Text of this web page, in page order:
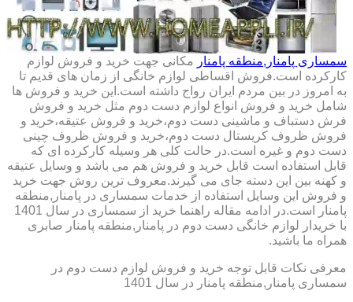
سمساری پامنار,منطقه پامنار مکانی جهت خرید و فروش لوازم
کارکرده است.فروش اقساطی لوازم خانگی از زمان های قدیم تا
به امروز در بین مردم ایران رواج داشته است.این خرید و فروش ها
شامل خرید و فروش انواع لوازم دست دوم مثل خرید و فروش
فرش دستباف و ماشینی دست دوم،خرید و فروش عتیقه،خرید و
فروش ظروف کریستال دست دوم،خرید و فروش ظروف چینی
دست دوم و غیره است.در حالت کلی هر وسیله کارکرده ای که
قابل استفاده است قابل خرید و فروش هم می باشد و وسایل عتیقه
و کهنه بین این دسته جای می گیرند.معروف ترین روش جهت خرید
و فروش این وسایل استفاده از خدمات سمساری در پامنار,منطقه
پامنار است.در ادامه مقاله راهنما خرید از سمساری در سال 1401
با خریدار لوازم خانگی دست دوم در پامنار,منطقه پامنار صابری
همراه ما باشید.
معرفی نکات قابل توجه خرید و فروش لوازم دست دوم در
سمساری پامنار,منطقه پامنار در سال 1401